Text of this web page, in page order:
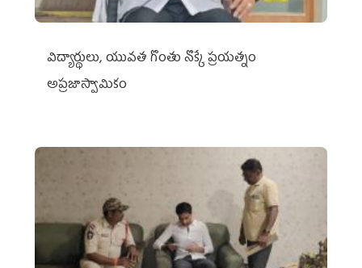
విద్యార్థులు, యువత గొంతు నొక్కే ప్రయత్నం
అప్రజాస్వామికం